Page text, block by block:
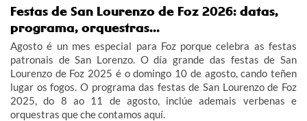
Festas de San Lourenzo de Foz 2026: datas,
programa, orquestras...
Agosto é un mes especial para Foz porque celebra as festas
patronais de San Lorenzo. O día grande das festas de San
Lourenzo de Foz 2025 é o domingo 10 de agosto, cando teñen
lugar os fogos. O programa das festas de San Lourenzo de Foz
2025, do 8 ao 11 de agosto, inclúe ademais verbenas e
orquestras que che contamos aquí.